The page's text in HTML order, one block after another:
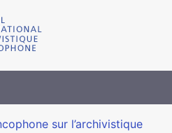
sur l’archivistique